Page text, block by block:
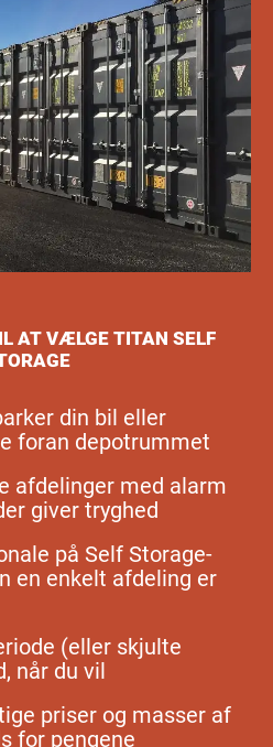
AT VÆLGE TITAN SELF
din bil eller
foran depotrummet
afdelinger med alarm
giver tryghed
på Self Storage-
en enkelt afdeling er
(eller skjulte
når du vil
priser og masser af
for pengene